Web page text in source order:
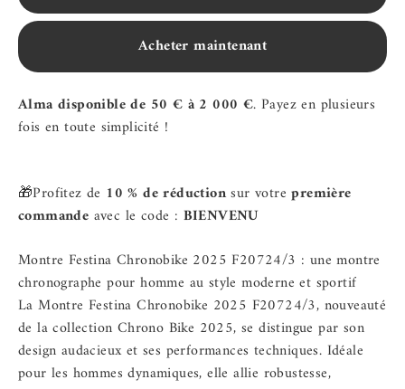
Acheter maintenant
Alma disponible de 50 € à 2 000 €. Payez en plusieurs
fois en toute simplicité !
🎁Profitez de 10 % de réductionsur votrepremière
commande avec le code : BIENVENU
Montre Festina Chronobike 2025 F20724/3 : une montre
chronographe pour homme au style moderne et sportif
La Montre Festina Chronobike 2025 F20724/3, nouveauté
de lacollection Chrono Bike 2025, se distingue par son
design audacieux et ses performances techniques. Idéale
pour les hommes dynamiques, elle allie robustesse,